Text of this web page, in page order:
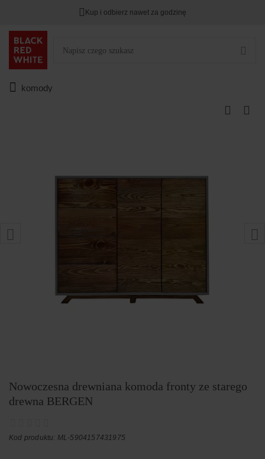
Kup i odbierz nawet za godzinę
komody
Nowoczesna drewniana komoda fronty ze starego
drewna BERGEN
Kod produktu: ML-5904157431975